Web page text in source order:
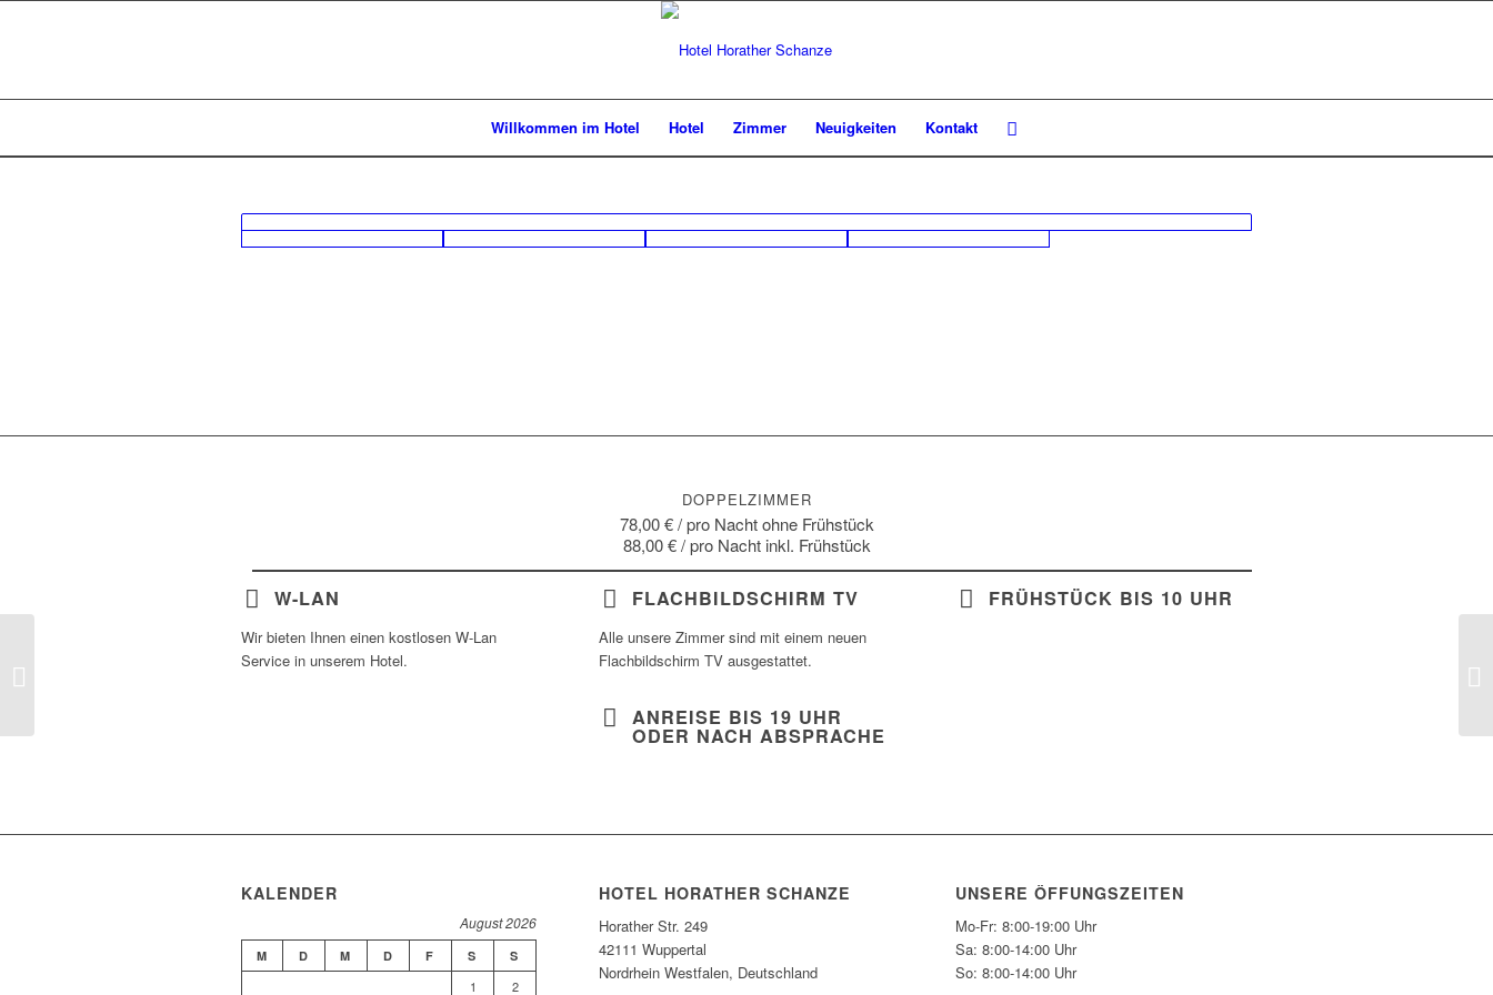
Willkommen im Hotel Hotel Zimmer Neuigkeiten Kontakt
DOPPELZIMMER
78,00 € / pro Nacht ohne Frühstück
88,00 € / pro Nacht inkl. Frühstück
W-LAN
Wir bieten Ihnen einen kostlosen W-Lan
Service in unserem Hotel.
FLACHBILDSCHIRM TV
Alle unsere Zimmer sind mit einem neuen
Flachbildschirm TV ausgestattet.
ANREISE BIS 19 UHR
ODER NACH ABSPRACHE
FRÜHSTÜCK BIS 10 UHR
KALENDER
August 2026
M D M D F S S
1 2
HOTEL HORATHER SCHANZE
Horather Str. 249
42111 Wuppertal
Nordrhein Westfalen, Deutschland
UNSERE ÖFFUNGSZEITEN
Mo-Fr: 8:00-19:00 Uhr
Sa: 8:00-14:00 Uhr
So: 8:00-14:00 Uhr